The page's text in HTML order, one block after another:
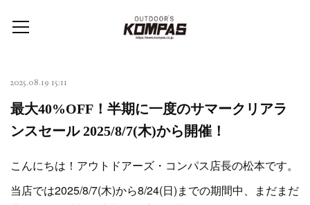
2025.08.19 15:11
最大40%OFF！半期に一度のサマークリアラ
ンスセール 2025/8/7(木)から開催！
こんにちは！アウトドアーズ・コンパス店長の松本です。
当店では2025/8/7(木)から8/24(日)までの期間中、まだまだ